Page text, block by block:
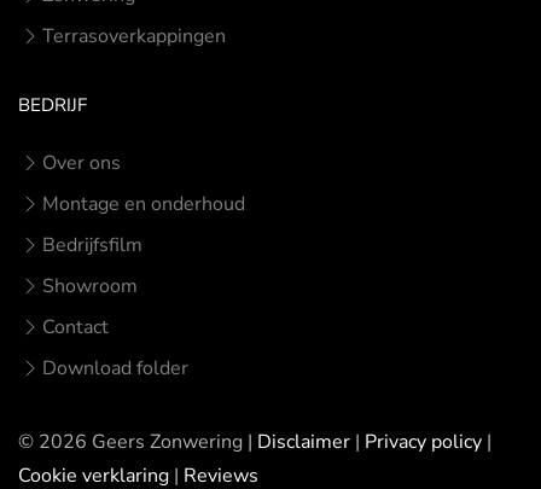
Terrasoverkappingen
BEDRIJF
Over ons
Montage en onderhoud
Bedrijfsfilm
Showroom
Contact
Download folder
© 2026 Geers Zonwering | Disclaimer | Privacy policy |
Cookie verklaring | Reviews